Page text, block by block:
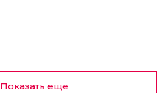
Показать еще